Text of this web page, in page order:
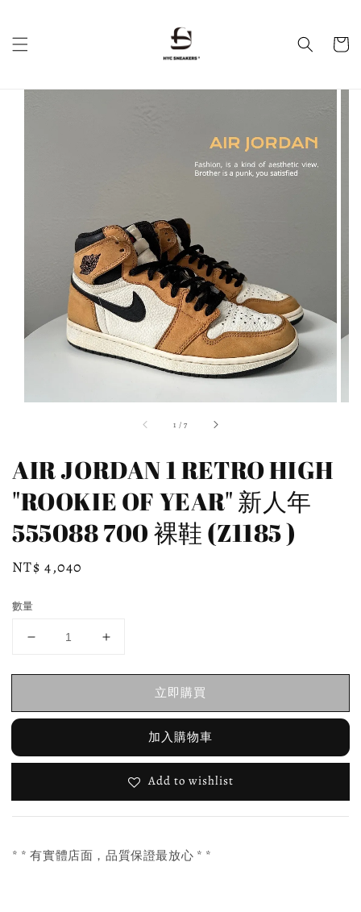
1 /7
AIR JORDAN 1 RETRO HIGH
"ROOKIE OF YEAR" 新人年
555088 700 裸鞋 (Z1185 )
Regular
NT$ 4,040
數量
立即購買
加入購物車
Add to wishlist
* * 有實體店面，品質保證最放心 * *